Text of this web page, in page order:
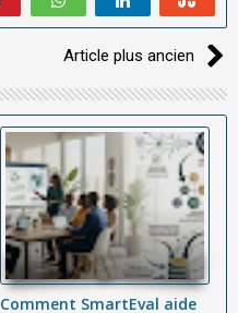
Article plus ancien
Comment SmartEval aide